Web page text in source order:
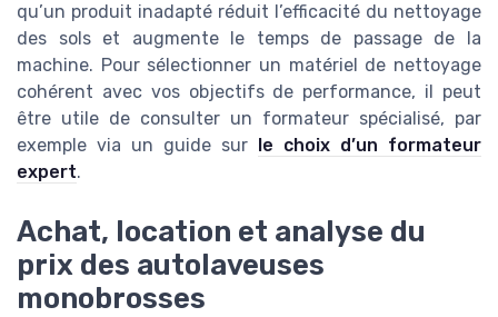
qu’un produit inadapté réduit l’efficacité du nettoyage
des sols et augmente le temps de passage de la
machine. Pour sélectionner un matériel de nettoyage
cohérent avec vos objectifs de performance, il peut
être utile de consulter un formateur spécialisé, par
exemple via un guide sur le choix d’un formateur
expert.
Achat, location et analyse du
prix des autolaveuses
monobrosses